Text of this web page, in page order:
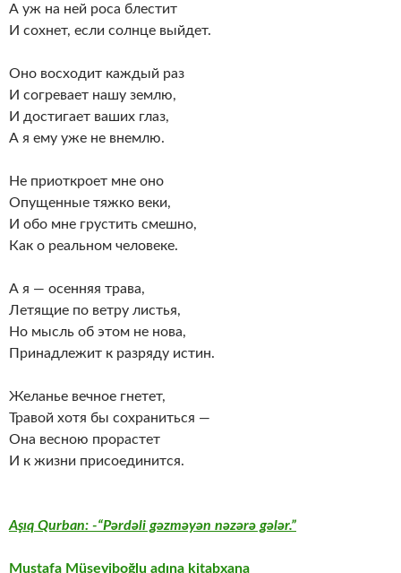
А уж на ней роса блестит
И сохнет, если солнце выйдет.
Оно восходит каждый раз
И согревает нашу землю,
И достигает ваших глаз,
А я ему уже не внемлю.
Не приоткроет мне оно
Опущенные тяжко веки,
И обо мне грустить смешно,
Как о реальном человеке.
А я — осенняя трава,
Летящие по ветру листья,
Но мысль об этом не нова,
Принадлежит к разряду истин.
Желанье вечное гнетет,
Травой хотя бы сохраниться —
Она весною прорастет
И к жизни присоединится.
Aşıq Qurban: -“Pərdəli gəzməyən nəzərə gələr.”
Mustafa Müseyiboğlu adına kitabxana